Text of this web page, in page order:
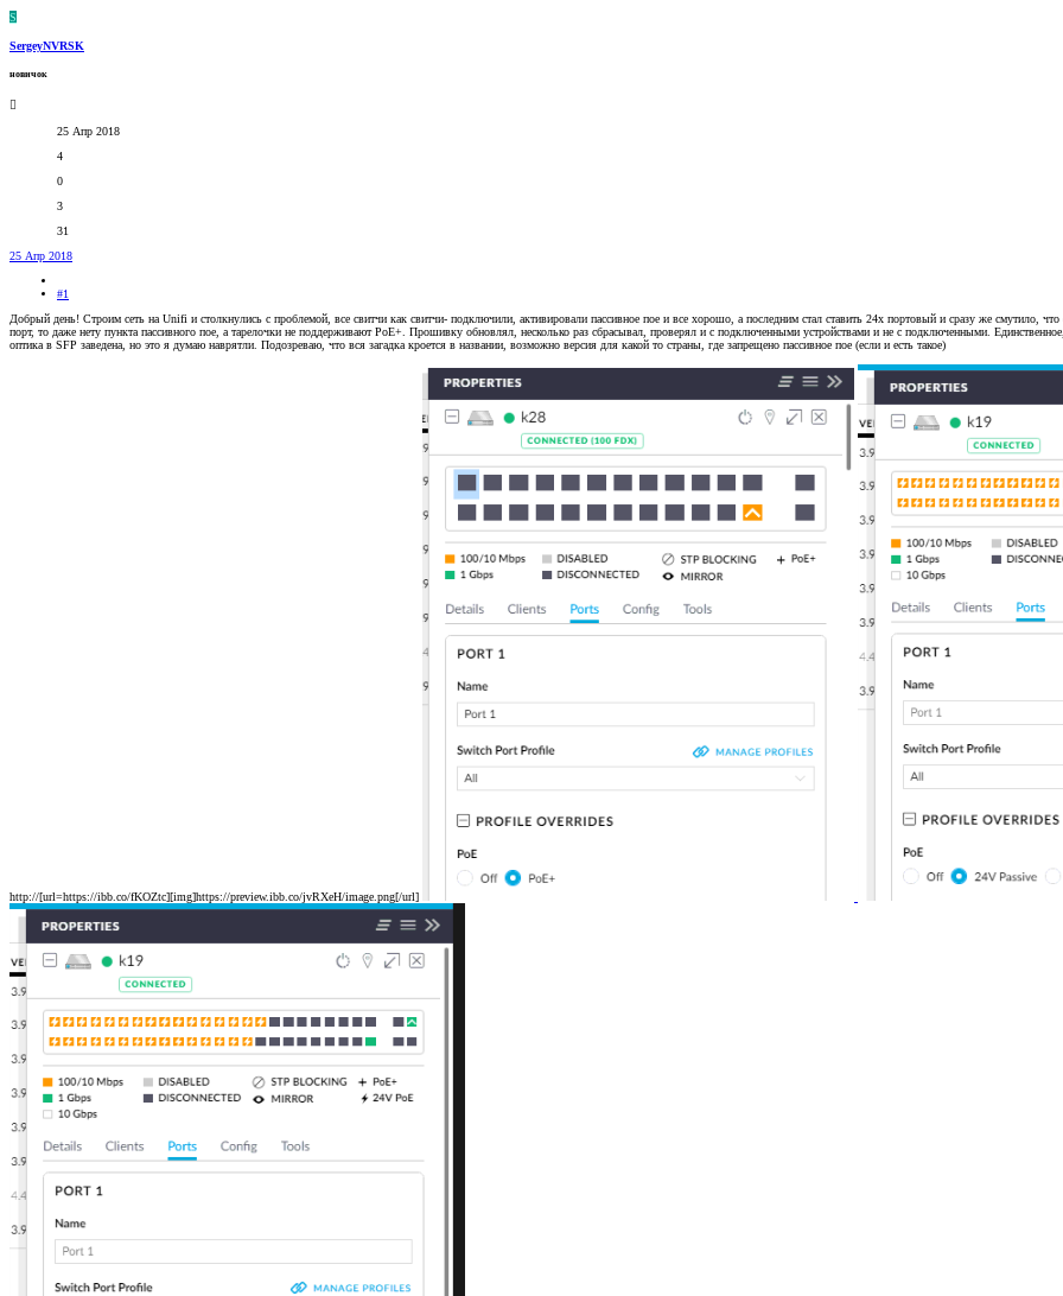
S
SergeyNVRSK
новичок
25 Апр 2018
4
0
3
31
25 Апр 2018
#1
Добрый день! Строим сеть на Unifi и столкнулись с проблемой, все свитчи как свитчи- подключили, активировали пассивное пое и все хорошо, а последним стал ставить 24х портовый и сразу же смутило,
порт, то даже нету пункта пассивного пое, а тарелочки не поддерживают PoE+. Прошивку обновлял, несколько раз сбрасывал, проверял и с подключенными устройствами и не с подключенными.
оптика в SFP заведена, но это я думаю наврятли. Подозреваю, что вся загадка кроется в названии, возможно версия для какой то страны, где запрещено пассивное пое (если и есть такое)
http://[url=https://ibb.co/fKOZtc][img]https://preview.ibb.co/jvRXeH/image.png[/url]